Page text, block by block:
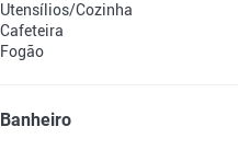
Utensílios/Cozinha
Cafeteira
Fogão
Banheiro